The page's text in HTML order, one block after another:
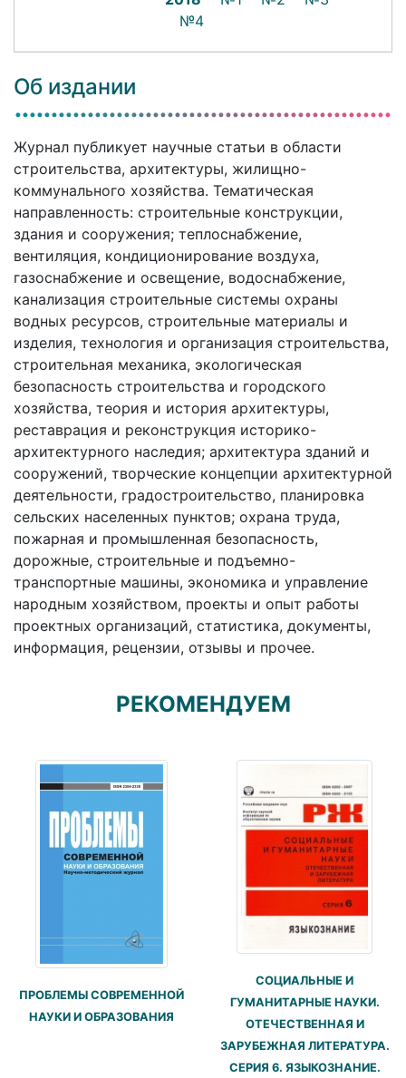
№4
Об издании
Журнал публикует научные статьи в области
строительства, архитектуры, жилищно-
коммунального хозяйства. Тематическая
направленность: строительные конструкции,
здания и сооружения; теплоснабжение,
вентиляция, кондиционирование воздуха,
газоснабжение и освещение, водоснабжение,
канализация строительные системы охраны
водных ресурсов, строительные материалы и
изделия, технология и организация строительства,
строительная механика, экологическая
безопасность строительства и городского
хозяйства, теория и история архитектуры,
реставрация и реконструкция историко-
архитектурного наследия; архитектура зданий и
сооружений, творческие концепции архитектурной
деятельности, градостроительство, планировка
сельских населенных пунктов; охрана труда,
пожарная и промышленная безопасность,
дорожные, строительные и подъемно-
транспортные машины, экономика и управление
народным хозяйством, проекты и опыт работы
проектных организаций, статистика, документы,
информация, рецензии, отзывы и прочее.
РЕКОМЕНДУЕМ
ПРОБЛЕМЫ СОВРЕМЕННОЙ
НАУКИ И ОБРАЗОВАНИЯ
СОЦИАЛЬНЫЕ И
ГУМАНИТАРНЫЕ НАУКИ.
ОТЕЧЕСТВЕННАЯ И
ЗАРУБЕЖНАЯ ЛИТЕРАТУРА.
СЕРИЯ 6. ЯЗЫКОЗНАНИЕ.